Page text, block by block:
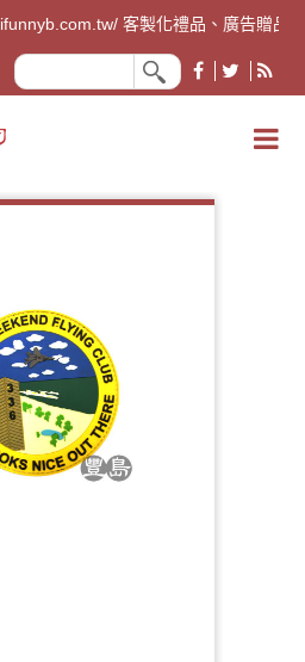
客製化禮品、廣告贈品